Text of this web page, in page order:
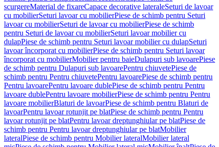
scurgereMaterial de fixareCapace decorative lateraleSeturi de lavoar
cu mobilierSeturi lavoar cu mobilierPiese de schimb pentru Seturi
lavoar cu mobilierSeturi de lavoar cu mobilierPiese de schimb
pentru Seturi de lavoar cu mobilierSeturi lavoar mobilier cu
dulapPiese de schimb pentru Seturi lavoar mobilier cu dulapSeturi
lavoar încorporat cu mobilierPiese de schimb pentru Seturi lavoar
încorporat cu mobilierMobilier pentru baieDulapuri sub lavoarePiese
de schimb pentru Dulapuri sub lavoarePentru chiuvetePiese de
schimb pentru Pentru chiuvetePentru lavoarePiese de schimb pentru
Pentru lavoarePentru lavoare dublePiese de schimb pentru Pentru
lavoare dublePentru lavoare mobilierPiese de schimb pentru Pentru
lavoare mobilierBlaturi de lavoarPiese de schimb pentru Blaturi de
lavoarPentru lavoar rotunjit pe blatPiese de schimb pentru Pentru
lavoar rotunjit pe blatPentru lavoar dreptunghiular pe blatPiese de
schimb pentru Pentru lavoar dreptunghiular pe blatMobilier
lateralPiese de schimb pentru Mobilier lateralMobilier lateral